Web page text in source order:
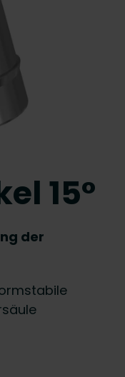
15°
der